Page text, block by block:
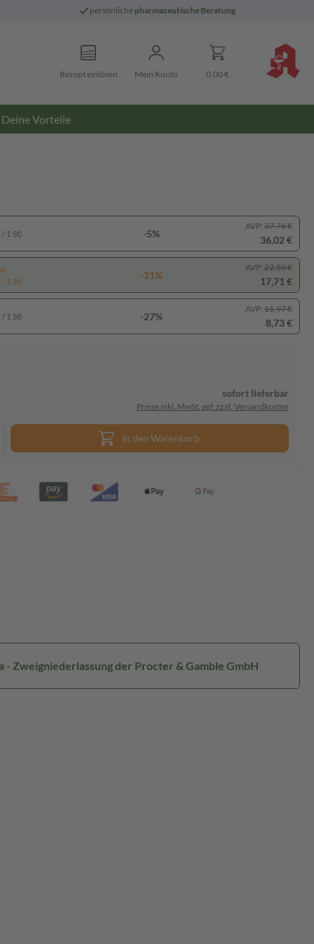
persönliche pharmazeutische Beratung
Rezept einlösen Mein Konto 0,00 €
Deine Vorteile
1 St) -5%
AVP: 37,76 €
36,02 €
1 St)
-21%
AVP: 22,50 €
17,71 €
1 St) -27%
AVP: 11,97 €
8,73 €
sofort lieferbar
Preise inkl. MwSt. ggf. zzgl. Versandkosten
In den Warenkorb
- Zweigniederlassung der Procter & Gamble GmbH